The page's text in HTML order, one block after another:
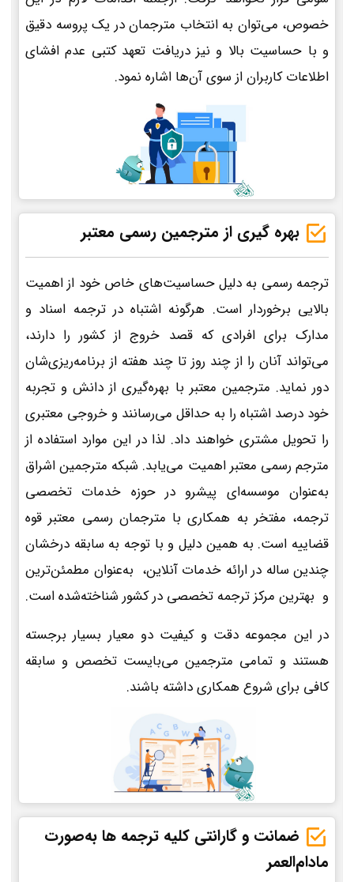
خصوص، می‌توان به انتخاب مترجمان در یک پروسه دقیق
و با حساسیت بالا و نیز دریافت تعهد کتبی عدم افشای
اطلاعات کاربران از سوی آن‌ها اشاره نمود.
بهره گیری از مترجمین رسمی معتبر
ترجمه رسمی به دلیل حساسیت‌های خاص خود از اهمیت
بالایی برخوردار است. هرگونه اشتباه در ترجمه اسناد و
مدارک برای افرادی که قصد خروج از کشور را دارند،
می‌تواند آنان را از چند روز تا چند هفته از برنامه‌ریزی‌شان
دور نماید. مترجمین معتبر با بهره‌گیری از دانش و تجربه
خود درصد اشتباه را به حداقل می‌رسانند و خروجی معتبری
را تحویل مشتری خواهند داد. لذا در این موارد استفاده از
مترجم رسمی معتبر اهمیت می‌یابد. شبکه مترجمین اشراق
به‌عنوان موسسه‌ای پیشرو در حوزه خدمات تخصصی
ترجمه، مفتخر به همکاری با مترجمان رسمی معتبر قوه
قضاییه است. به همین دلیل و با توجه به سابقه درخشان
چندین ساله در ارائه خدمات آنلاین، به‌عنوان مطمئن‌ترین
و بهترین مرکز ترجمه تخصصی در کشور شناخته‌شده است.
در این مجموعه دقت و کیفیت دو معیار بسیار برجسته
هستند و تمامی مترجمین می‌بایست تخصص و سابقه
کافی برای شروع همکاری داشته باشند.
ضمانت و گارانتی کلیه ترجمه ها به‌صورت
مادام‌العمر